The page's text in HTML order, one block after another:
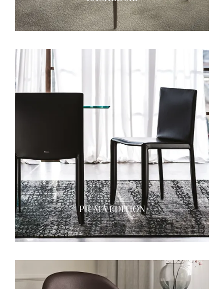
PIUMA EDITION